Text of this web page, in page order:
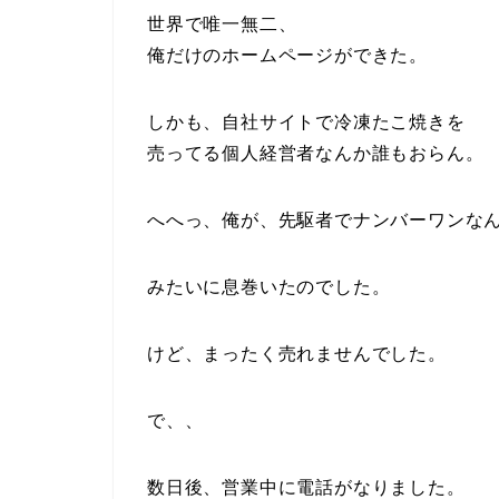
世界で唯一無二、
俺だけのホームページができた。
しかも、自社サイトで冷凍たこ焼きを
売ってる個人経営者なんか誰もおらん。
へへっ、俺が、先駆者でナンバーワンな
みたいに息巻いたのでした。
けど、まったく売れませんでした。
で、、
数日後、営業中に電話がなりました。